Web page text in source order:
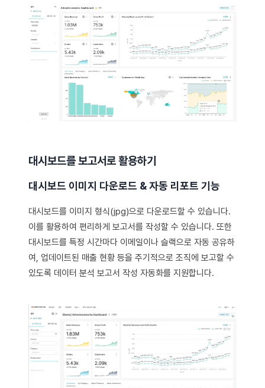
대시보드를 보고서로 활용하기
대시보드 이미지 다운로드 & 자동 리포트 기능
대시보드를 이미지 형식(jpg)으로 다운로드할 수 있습니다.
이를 활용하여 편리하게 보고서를 작성할 수 있습니다. 또한
대시보드를 특정 시간마다 이메일이나 슬랙으로 자동 공유하
여, 업데이트된 매출 현황 등을 주기적으로 조직에 보고할 수
있도록 데이터 분석 보고서 작성 자동화를 지원합니다.